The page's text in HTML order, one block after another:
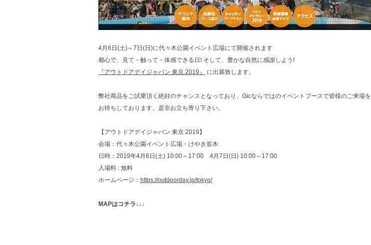
4月6日(土)～7日(日)に代々木公園イベント広場にて開催されます
都心で、見て・触って・体感できる日! そして、豊かな自然に感謝しよう!
『アウトドアデイジャパン 東京 2019』
に出展致します。
弊社商品をご試乗頂く絶好のチャンスとなっており、Gicならではのイベントブースで皆様のご来場を
お待ちしております。是非お立ち寄り下さい。
【アウトドアデイジャパン 東京 2019】
会場：代々木公園イベント広場・けやき並木
日時：2019年4月6日(土) 10:00～17:00 4月7日(日) 10:00～17:00
入場料 : 無料
ホームページ： https://outdoorday.jp/tokyo/
MAPはコチラ↓↓↓